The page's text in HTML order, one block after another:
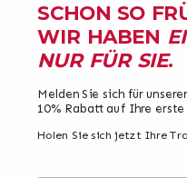
ABOUT
ABOUT
TEAM
SCHON SO
WIR HABEN
NUR FÜR SIE.
Melden Sie sich für
10% Rabatt auf Ihre erste
Holen Sie sich jetzt Ihre